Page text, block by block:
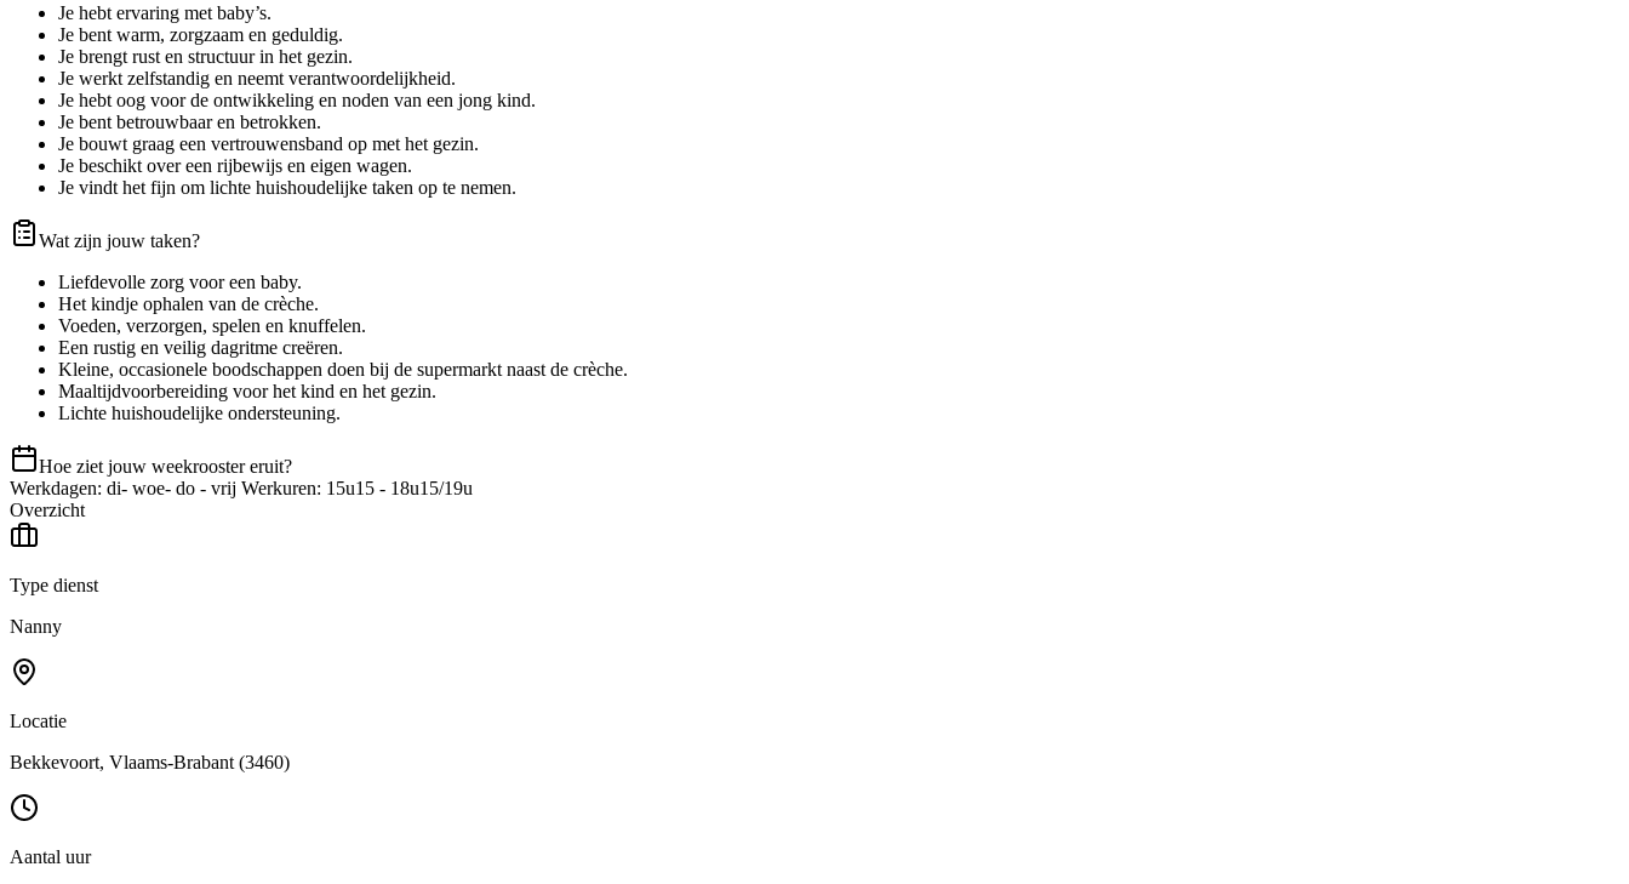
Je hebt ervaring met baby’s.
Je bent warm, zorgzaam en geduldig.
Je brengt rust en structuur in het gezin.
Je werkt zelfstandig en neemt verantwoordelijkheid.
Je hebt oog voor de ontwikkeling en noden van een jong kind.
Je bent betrouwbaar en betrokken.
Je bouwt graag een vertrouwensband op met het gezin.
Je beschikt over een rijbewijs en eigen wagen.
Je vindt het fijn om lichte huishoudelijke taken op te nemen.
Wat zijn jouw taken?
Liefdevolle zorg voor een baby.
Het kindje ophalen van de crèche.
Voeden, verzorgen, spelen en knuffelen.
Een rustig en veilig dagritme creëren.
Kleine, occasionele boodschappen doen bij de supermarkt naast de crèche.
Maaltijdvoorbereiding voor het kind en het gezin.
Lichte huishoudelijke ondersteuning.
Hoe ziet jouw weekrooster eruit?
Werkdagen: di- woe- do - vrij Werkuren: 15u15 - 18u15/19u
Overzicht
Type dienst
Nanny
Locatie
Bekkevoort, Vlaams-Brabant (3460)
Aantal uur